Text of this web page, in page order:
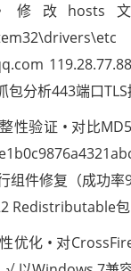
修改hosts
包分析443端口
性验证 • 对比
组件修复（成功率
Redistributable包
优化 • 对